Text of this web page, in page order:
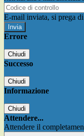
E-mail inviata, si prega
Errore
Chiudi
Successo
Chiudi
Informazione
Chiudi
Attendere...
Attendere il